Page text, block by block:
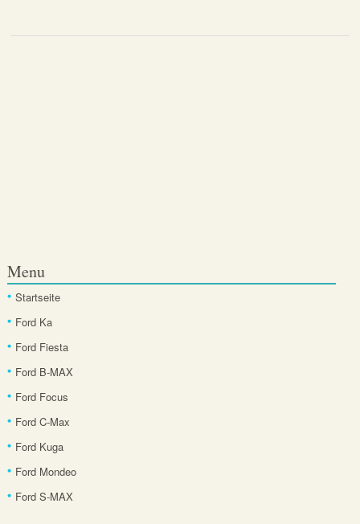
Menu
Startseite
Ford Ka
Ford Fiesta
Ford B-MAX
Ford Focus
Ford C-Max
Ford Kuga
Ford Mondeo
Ford S-MAX